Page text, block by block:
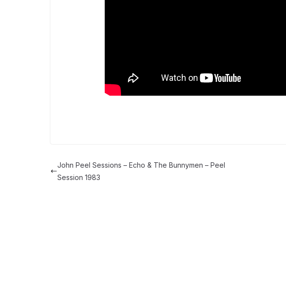
John Peel Sessions – Echo & The Bunnymen – Peel
Session 1983